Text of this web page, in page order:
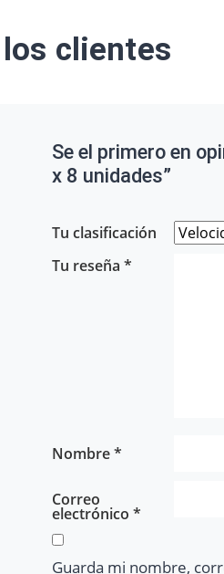
clientes
Se el primero en
x 8 unidades”
Tu clasificación
Tu reseña *
Nombre*
Correo
electrónico *
Guarda mi nombre,